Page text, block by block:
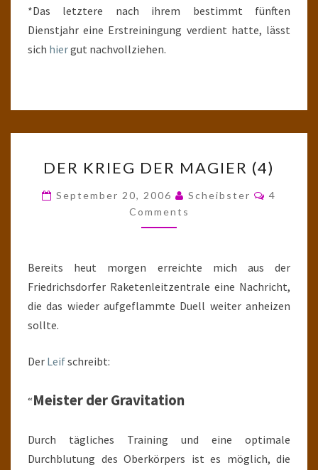
*Das letztere nach ihrem bestimmt fünften
Dienstjahr eine Erstreiningung verdient hatte, lässt
sich hiergut nachvollziehen.
KRIEG
DER
MAGIER
(4)
DER KRIEG DER MAGIER (4)
September 20, 2006 Scheibster
4
Comments
Bereits heut morgen erreichte mich aus der
Friedrichsdorfer Raketenleitzentrale eine Nachricht,
die das wieder aufgeflammte Duell weiter anheizen
sollte.
Der Leifschreibt:
“Meister der Gravitation
Durch tägliches Training und eine optimale
Durchblutung des Oberkörpers ist es möglich, die